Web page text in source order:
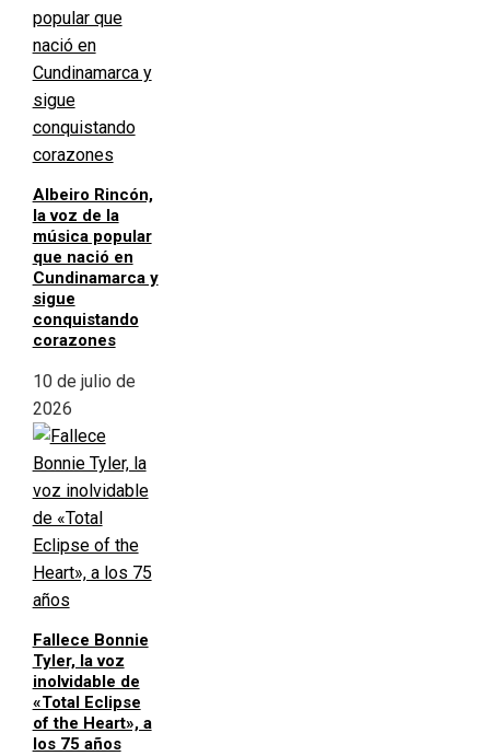
Albeiro Rincón,
la voz de la
música popular
que nació en
Cundinamarca y
sigue
conquistando
corazones
10 de julio de
2026
Fallece Bonnie
Tyler, la voz
inolvidable de
«Total Eclipse
of the Heart», a
los 75 años